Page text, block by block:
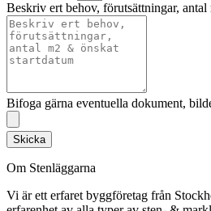
Beskriv ert behov, förutsättningar,
Bifoga gärna eventuella dokument,
Skicka
Om Stenläggarna
Vi är ett erfaret byggföretag från